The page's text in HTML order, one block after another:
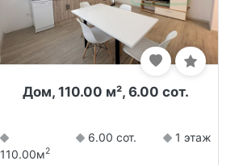
Дом, 110.00 м², 6.00 сот.
110.00м2
6.00 сот. 1 этаж